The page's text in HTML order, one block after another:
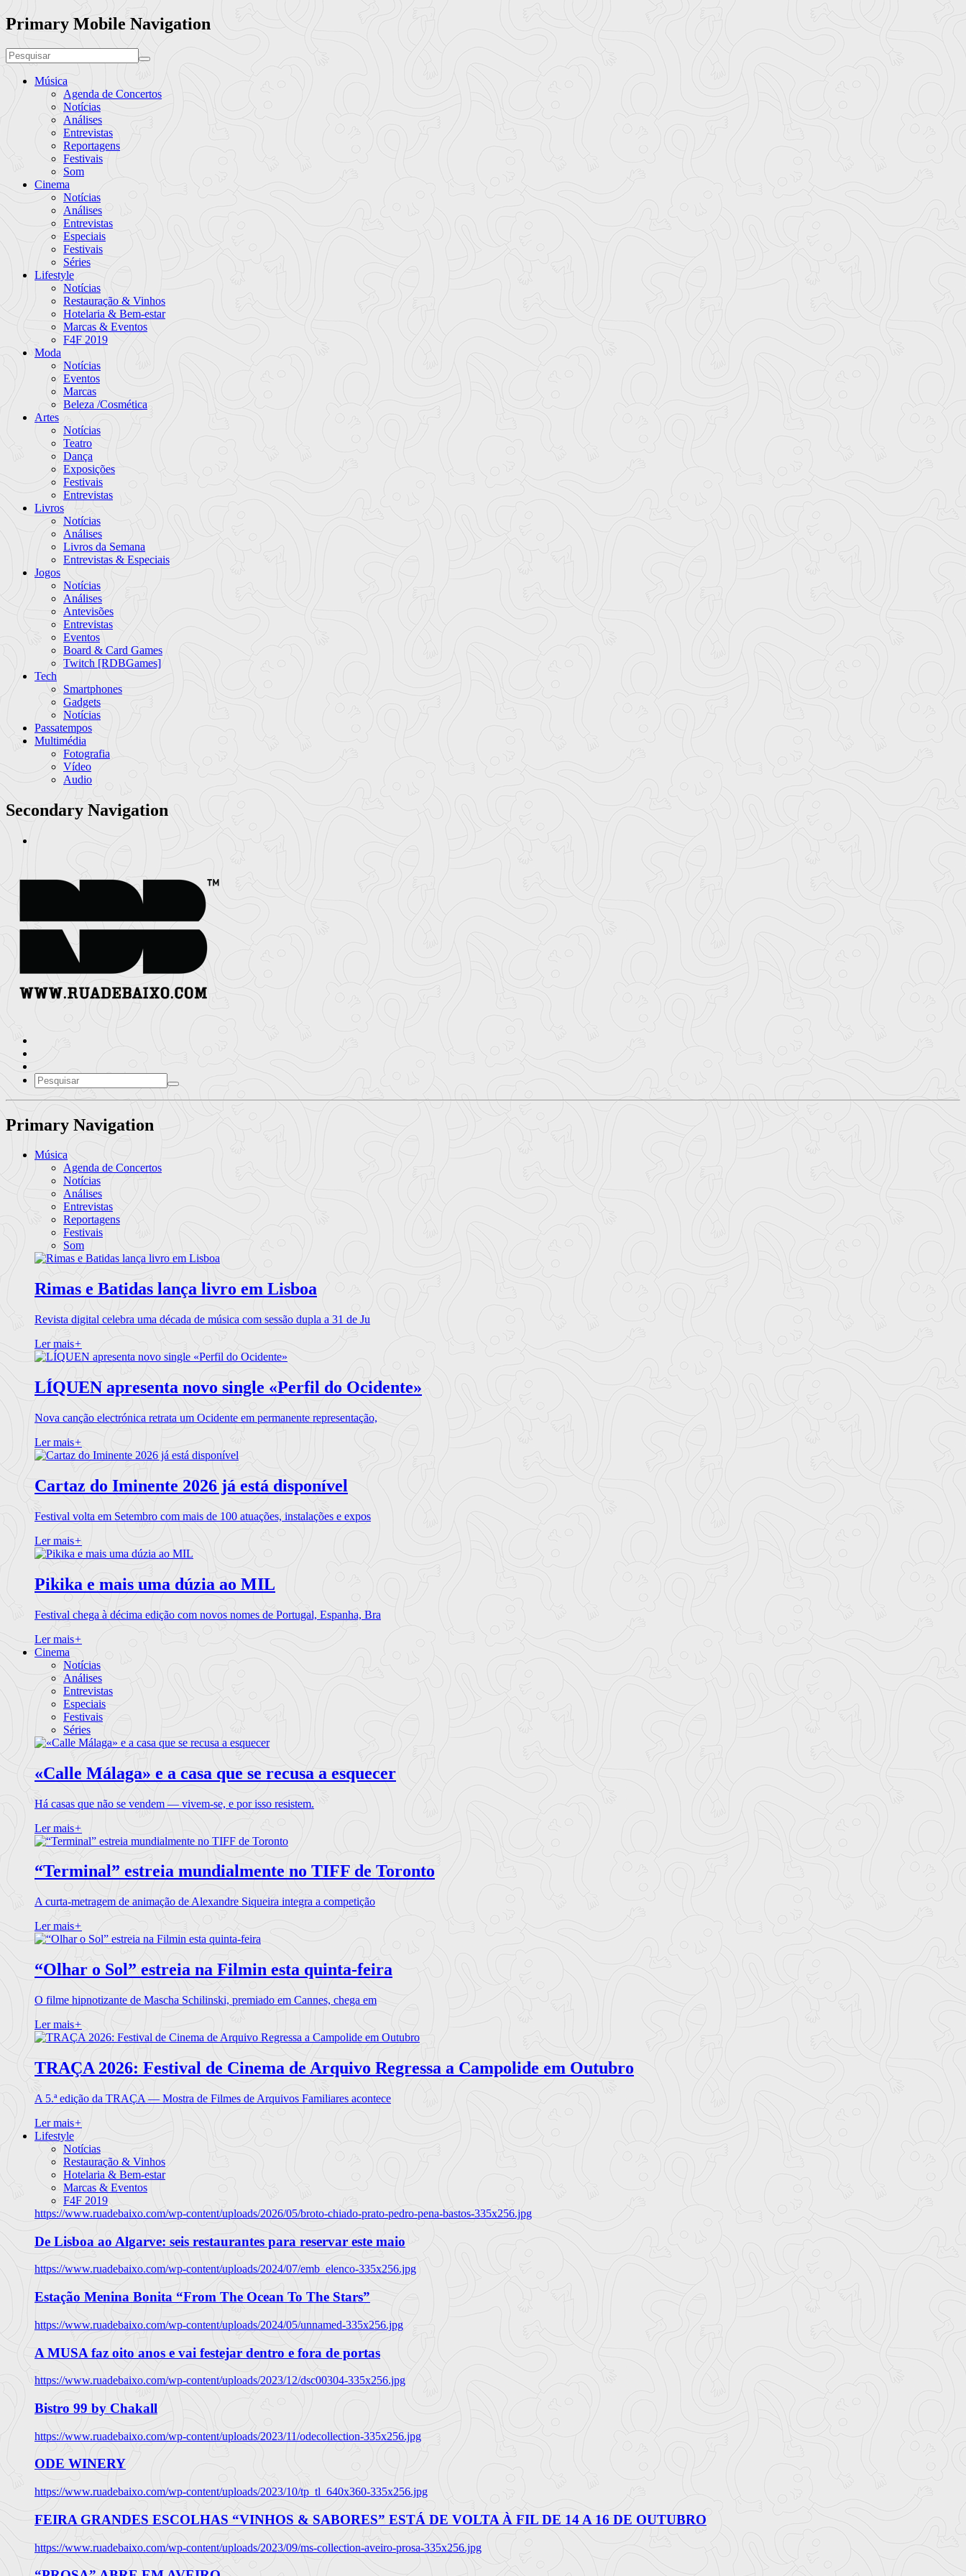
Primary Mobile Navigation
Música
Agenda de Concertos
Notícias
Análises
Entrevistas
Reportagens
Festivais
Som
Cinema
Notícias
Análises
Entrevistas
Especiais
Festivais
Séries
Lifestyle
Notícias
Restauração & Vinhos
Hotelaria & Bem-estar
Marcas & Eventos
F4F 2019
Moda
Notícias
Eventos
Marcas
Beleza /Cosmética
Artes
Notícias
Teatro
Dança
Exposições
Festivais
Entrevistas
Livros
Notícias
Análises
Livros da Semana
Entrevistas & Especiais
Jogos
Notícias
Análises
Antevisões
Entrevistas
Eventos
Board & Card Games
Twitch [RDBGames]
Tech
Smartphones
Gadgets
Notícias
Passatempos
Multimédia
Fotografia
Vídeo
Audio
Secondary Navigation
Primary Navigation
Música
Agenda de Concertos
Notícias
Análises
Entrevistas
Reportagens
Festivais
Som
Rimas e Batidas lança livro em Lisboa
Revista digital celebra uma década de música com sessão dupla a 31 de Ju
Ler mais+
LÍQUEN apresenta novo single «Perfil do Ocidente»
Nova canção electrónica retrata um Ocidente em permanente representação,
Ler mais+
Cartaz do Iminente 2026 já está disponível
Festival volta em Setembro com mais de 100 atuações, instalações e expos
Ler mais+
Pikika e mais uma dúzia ao MIL
Festival chega à décima edição com novos nomes de Portugal, Espanha, Bra
Ler mais+
Cinema
Notícias
Análises
Entrevistas
Especiais
Festivais
Séries
«Calle Málaga» e a casa que se recusa a esquecer
Há casas que não se vendem — vivem-se, e por isso resistem.
Ler mais+
“Terminal” estreia mundialmente no TIFF de Toronto
A curta-metragem de animação de Alexandre Siqueira integra a competição
Ler mais+
“Olhar o Sol” estreia na Filmin esta quinta-feira
O filme hipnotizante de Mascha Schilinski, premiado em Cannes, chega em
Ler mais+
TRAÇA 2026: Festival de Cinema de Arquivo Regressa a Campolide em Outubro
A 5.ª edição da TRAÇA — Mostra de Filmes de Arquivos Familiares acontece
Ler mais+
Lifestyle
Notícias
Restauração & Vinhos
Hotelaria & Bem-estar
Marcas & Eventos
F4F 2019
https://www.ruadebaixo.com/wp-content/uploads/2026/05/broto-chiado-prato-pedro-pena-bastos-335x256.jpg
De Lisboa ao Algarve: seis restaurantes para reservar este maio
https://www.ruadebaixo.com/wp-content/uploads/2024/07/emb_elenco-335x256.jpg
Estação Menina Bonita “From The Ocean To The Stars”
https://www.ruadebaixo.com/wp-content/uploads/2024/05/unnamed-335x256.jpg
A MUSA faz oito anos e vai festejar dentro e fora de portas
https://www.ruadebaixo.com/wp-content/uploads/2023/12/dsc00304-335x256.jpg
Bistro 99 by Chakall
https://www.ruadebaixo.com/wp-content/uploads/2023/11/odecollection-335x256.jpg
ODE WINERY
https://www.ruadebaixo.com/wp-content/uploads/2023/10/tp_tl_640x360-335x256.jpg
FEIRA GRANDES ESCOLHAS “VINHOS & SABORES” ESTÁ DE VOLTA À FIL DE 14 A 16 DE OUTUBRO
https://www.ruadebaixo.com/wp-content/uploads/2023/09/ms-collection-aveiro-prosa-335x256.jpg